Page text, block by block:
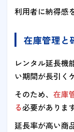
利用者に納得感
在庫管理と
レンタル延長機
い期間が長引く
そのため、 在庫
る必要がありま
延長率が高い商